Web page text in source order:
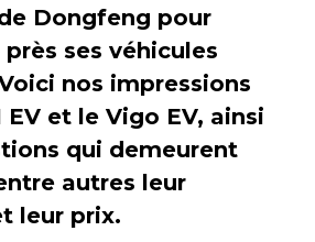
Dongfeng pour
ses véhicules
nos impressions
EV et le Vigo EV, ainsi
qui demeurent
autres leur
leur prix.